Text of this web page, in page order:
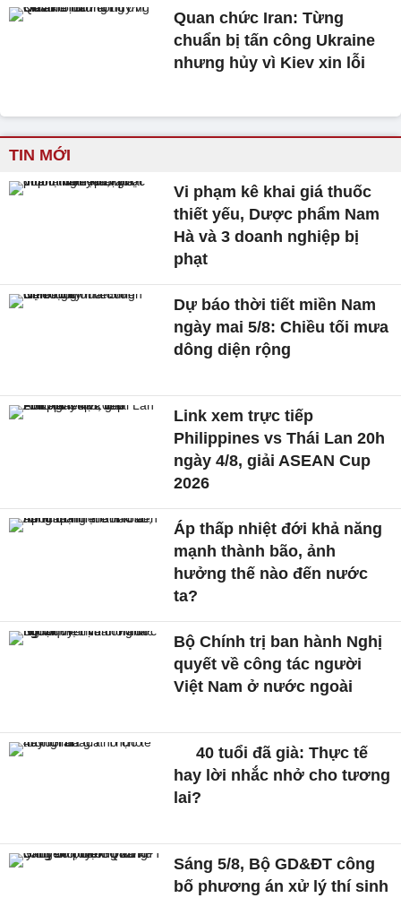
Quan chức Iran: Từng
chuẩn bị tấn công Ukraine
nhưng hủy vì Kiev xin lỗi
TIN MỚI
Vi phạm kê khai giá thuốc
thiết yếu, Dược phẩm Nam
Hà và 3 doanh nghiệp bị
phạt
Dự báo thời tiết miền Nam
ngày mai 5/8: Chiều tối mưa
dông diện rộng
Link xem trực tiếp
Philippines vs Thái Lan 20h
ngày 4/8, giải ASEAN Cup
2026
Áp thấp nhiệt đới khả năng
mạnh thành bão, ảnh
hưởng thế nào đến nước
ta?
Bộ Chính trị ban hành Nghị
quyết về công tác người
Việt Nam ở nước ngoài
40 tuổi đã già: Thực tế
hay lời nhắc nhở cho tương
lai?
Sáng 5/8, Bộ GD&ĐT công
bố phương án xử lý thí sinh